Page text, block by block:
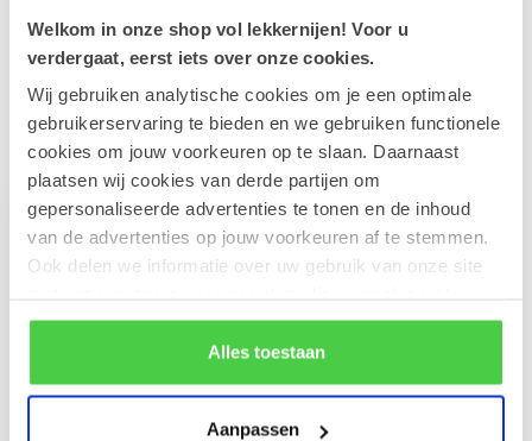
Welkom in onze shop vol lekkernijen! Voor u
verdergaat, eerst iets over onze cookies.
Wij gebruiken analytische cookies om je een optimale
gebruikerservaring te bieden en we gebruiken functionele
cookies om jouw voorkeuren op te slaan. Daarnaast
plaatsen wij cookies van derde partijen om
gepersonaliseerde advertenties te tonen en de inhoud
van de advertenties op jouw voorkeuren af te stemmen.
Ook delen we informatie over uw gebruik van onze site
rekening mee dat als je bepaalde cookies blokkeert, het
de correcte werking van de website kan verstoren.
Alles toestaan
Aanpassen
Recent bekeken